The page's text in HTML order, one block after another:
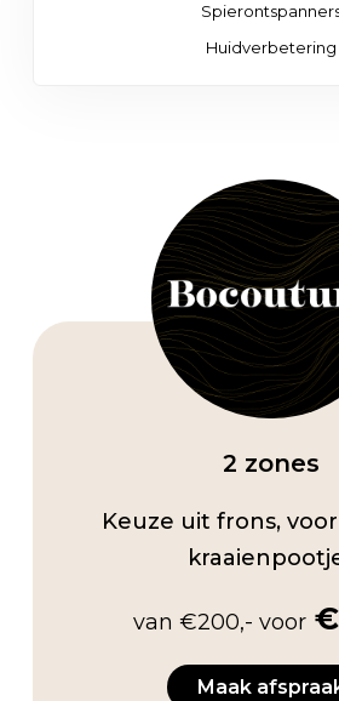
Huidverbetering
2 zones
Keuze uit frons,
van €200,- voor
Maak